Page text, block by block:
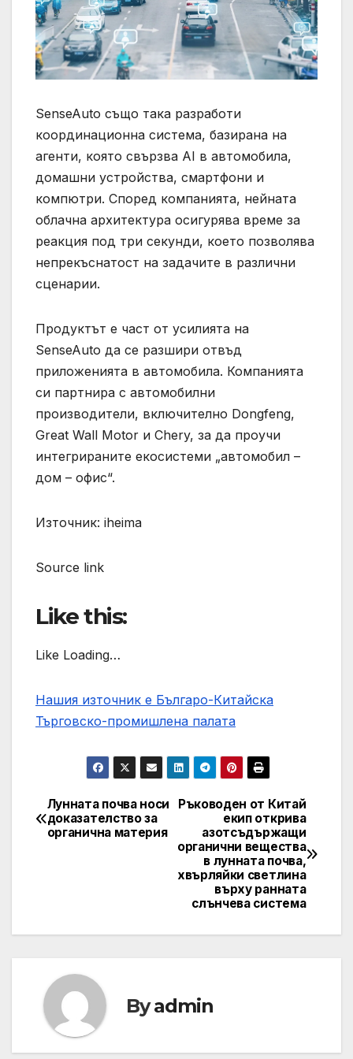
SenseAuto също така разработи
координационна система, базирана на
агенти, която свързва AI в автомобила,
домашни устройства, смартфони и
компютри. Според компанията, нейната
облачна архитектура осигурява време за
реакция под три секунди, което позволява
непрекъснатост на задачите в различни
сценарии.
Продуктът е част от усилията на
SenseAuto да се разшири отвъд
приложенията в автомобила. Компанията
си партнира с автомобилни
производители, включително Dongfeng,
Great Wall Motor и Chery, за да проучи
интегрираните екосистеми „автомобил –
дом – офис“.
Източник: iheima
Source link
Like this:
Like Loading…
Нашия източник е Българо-Китайска
Търговско-промишлена палaта
Post
navigation
Ръководен от Китай
екип открива
азотсъдържащи
органични вещества
в лунната почва,
хвърляйки светлина
върху ранната
слънчева система
Лунната почва носи
доказателство за
органична материя
Byadmin